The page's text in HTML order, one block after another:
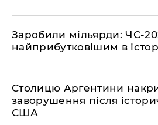
​Заробили мільярди: ЧС-
найприбутковішим в
Столицю Аргентини
заворушення після
США